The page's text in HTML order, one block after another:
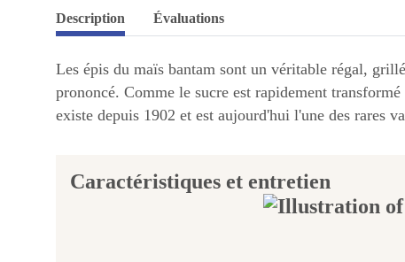
Description Évaluations
Les épis du maïs bantam sont un véritable régal,
prononcé. Comme le sucre est rapidement
existe depuis 1902 et est aujourd'hui l'une des rares
Caractéristiques et entretien